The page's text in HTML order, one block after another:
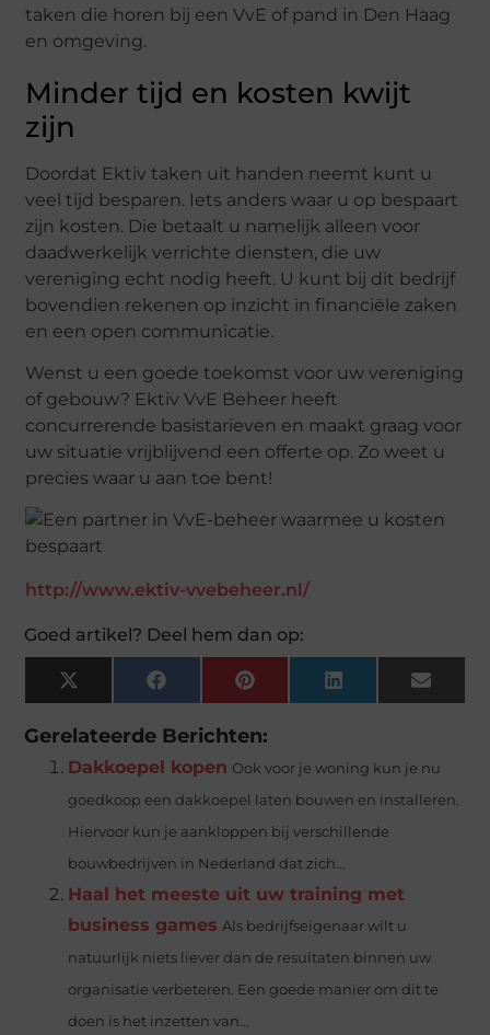
taken die horen bij een VvE of pand in Den Haag
en omgeving.
Minder tijd en kosten kwijt
zijn
Doordat Ektiv taken uit handen neemt kunt u
veel tijd besparen. Iets anders waar u op bespaart
zijn kosten. Die betaalt u namelijk alleen voor
daadwerkelijk verrichte diensten, die uw
vereniging echt nodig heeft. U kunt bij dit bedrijf
bovendien rekenen op inzicht in financiële zaken
en een open communicatie.
Wenst u een goede toekomst voor uw vereniging
of gebouw? Ektiv VvE Beheer heeft
concurrerende basistarieven en maakt graag voor
uw situatie vrijblijvend een offerte op. Zo weet u
precies waar u aan toe bent!
http://www.ektiv-vvebeheer.nl/
Goed artikel? Deel hem dan op:
X
(Twitter)
Facebook Pinterest LinkedIn Email
Gerelateerde Berichten:
Dakkoepel kopen Ook voor je woning kun je nu
goedkoop een dakkoepel laten bouwen en installeren.
Hiervoor kun je aankloppen bij verschillende
bouwbedrijven in Nederland dat zich...
Haal het meeste uit uw training met
business games Als bedrijfseigenaar wilt u
natuurlijk niets liever dan de resultaten binnen uw
organisatie verbeteren. Een goede manier om dit te
doen is het inzetten van...